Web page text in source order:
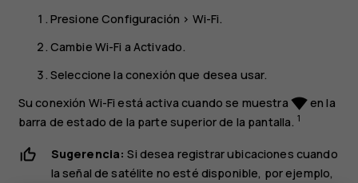
PresioneConfiguración > Wi-Fi.
Cambie Wi-Fi aActivado.
Seleccione la conexión que desea usar.
Su conexión Wi-Fi está activa cuando se muestra network_wifien la
barra de estado de la parte superior de la pantalla. 1
Sugerencia: Si desea registrar ubicaciones cuando
la señal de satélite no esté disponible, por ejemplo,